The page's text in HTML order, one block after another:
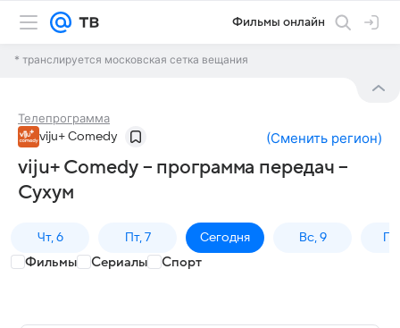
Фильмы онлайн
* транслируется московская сетка вещания
Телепрограмма
viju+ Comedy (Сменить регион)
viju+ Comedy – программа передач –
Сухум
Чт, 6 Пт, 7 Сегодня Вс, 9
Фильмы Сериалы Спорт